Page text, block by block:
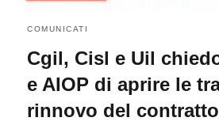
COMUNICATI
Cgil, Cisl e Uil
e AIOP di aprire le
rinnovo del